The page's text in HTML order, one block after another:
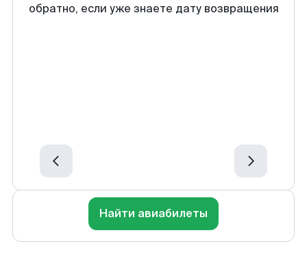
обратно, если уже знаете дату возвращения
Найти авиабилеты